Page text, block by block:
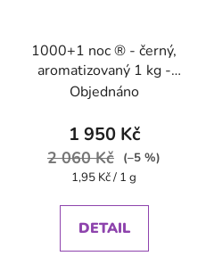
1000+1 noc ® - černý,
aromatizovaný 1 kg -
Oxalis
Objednáno
1 950 Kč
2 060 Kč
(–5 %)
Měrná
1,95 Kč / 1 g
DETAIL